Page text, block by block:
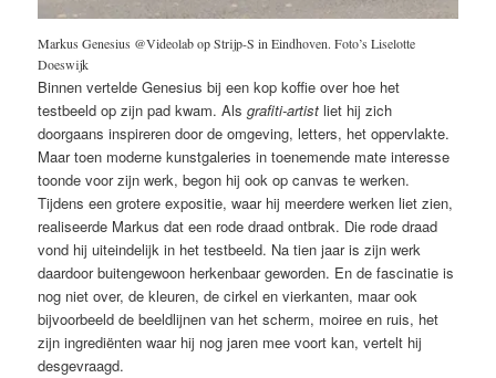
Markus Genesius @Videolab op Strijp-S in Eindhoven. Foto’s Liselotte
Doeswijk
Binnen vertelde Genesius bij een kop koffie over hoe het
testbeeld op zijn pad kwam. Alsgrafiti-artist liet hij zich
doorgaans inspireren door de omgeving, letters, het oppervlakte.
Maar toen moderne kunstgaleries in toenemende mate interesse
toonde voor zijn werk, begon hij ook op canvas te werken.
Tijdens een grotere expositie, waar hij meerdere werken liet zien,
realiseerde Markus dat een rode draad ontbrak. Die rode draad
vond hij uiteindelijk in het testbeeld. Na tien jaar is zijn werk
daardoor buitengewoon herkenbaar geworden. En de fascinatie is
nog niet over, de kleuren, de cirkel en vierkanten, maar ook
bijvoorbeeld de beeldlijnen van het scherm, moiree en ruis, het
zijn ingrediënten waar hij nog jaren mee voort kan, vertelt hij
desgevraagd.